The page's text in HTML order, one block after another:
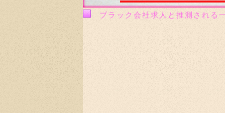
ブラック会社求人と推測される